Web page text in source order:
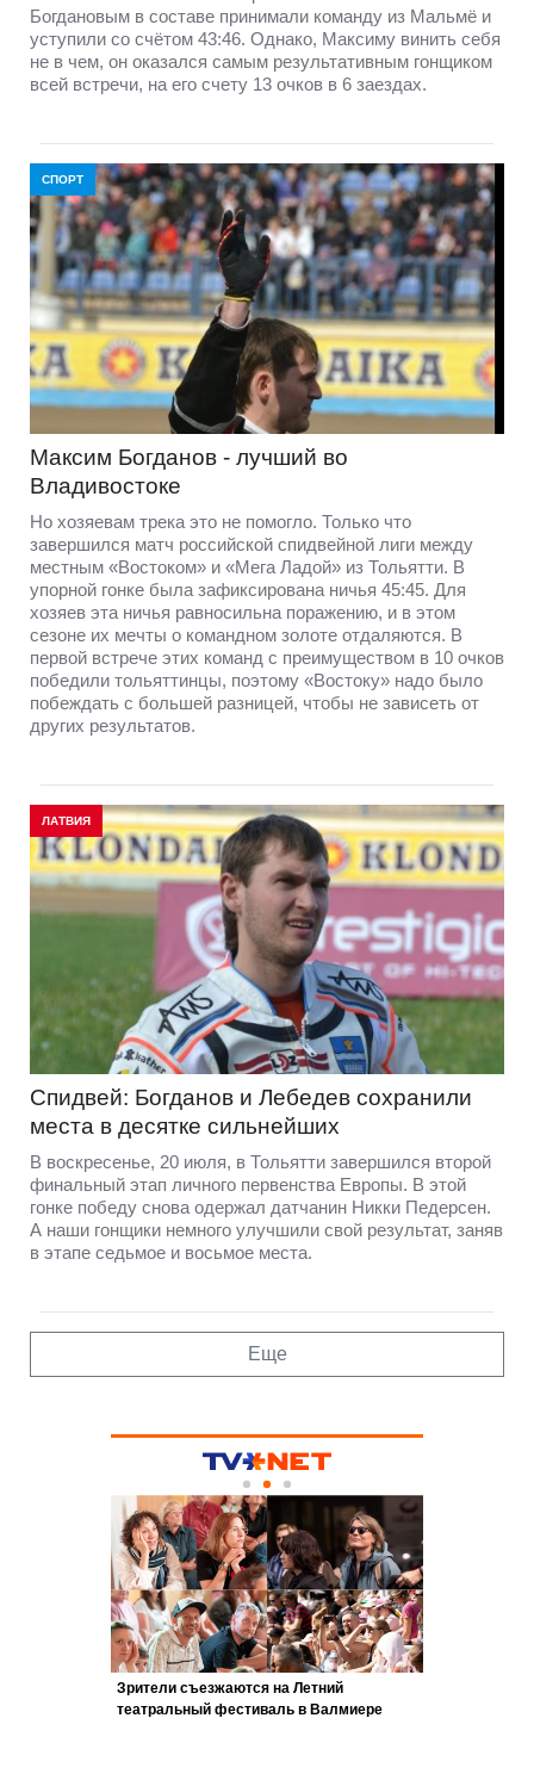
Богдановым в составе принимали команду из Мальмё и
уступили со счётом 43:46. Однако, Максиму винить себя
не в чем, он оказался самым результативным гонщиком
всей встречи, на его счету 13 очков в 6 заездах.
СПОРТ
Максим Богданов - лучший во
Владивостоке
Но хозяевам трека это не помогло. Только что
завершился матч российской спидвейной лиги между
местным «Востоком» и «Мега Ладой» из Тольятти. В
упорной гонке была зафиксирована ничья 45:45. Для
хозяев эта ничья равносильна поражению, и в этом
сезоне их мечты о командном золоте отдаляются. В
первой встрече этих команд с преимуществом в 10 очков
победили тольяттинцы, поэтому «Востоку» надо было
побеждать с большей разницей, чтобы не зависеть от
других результатов.
ЛАТВИЯ
Спидвей: Богданов и Лебедев сохранили
места в десятке сильнейших
В воскресенье, 20 июля, в Тольятти завершился второй
финальный этап личного первенства Европы. В этой
гонке победу снова одержал датчанин Никки Педерсен.
А наши гонщики немного улучшили свой результат, заняв
в этапе седьмое и восьмое места.
Еще